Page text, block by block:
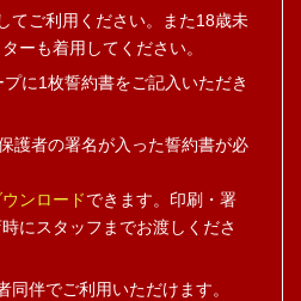
てご利用ください。また18歳未
ーも着用してください。
に1枚誓約書をご記入いただき
護者の署名が入った誓約書が必
ンロードできます。印刷・署
にスタッフまでお渡しくださ
同伴でご利用いただけます。